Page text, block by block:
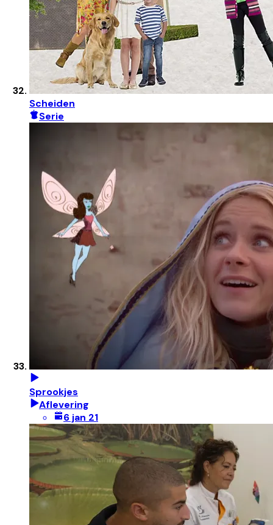
Scheiden
Serie
Sprookjes
Aflevering
6 jan 21